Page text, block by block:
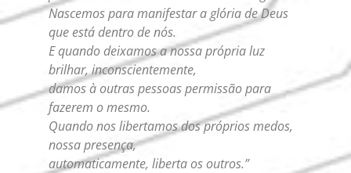
Nascemos para manifestar a glória de Deus
que está dentro de nós.
E quando deixamos a nossa própria luz
brilhar, inconscientemente,
damos à outras pessoas permissão para
fazerem o mesmo.
Quando nos libertamos dos próprios medos,
nossa presença,
automaticamente, liberta os outros.”